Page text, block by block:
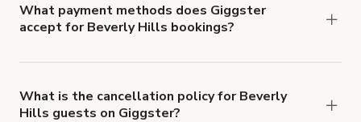
What payment methods does Giggster
accept for Beverly Hills bookings?
What is the cancellation policy for Beverly
Hills guests on Giggster?